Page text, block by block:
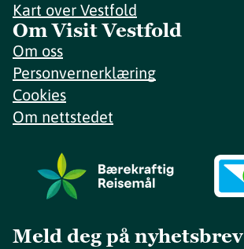
Kart over Vestfold
Om Visit Vestfold
Om oss
Personvernerklæring
Cookies
Om nettstedet
Meld deg på nyhetsbrev